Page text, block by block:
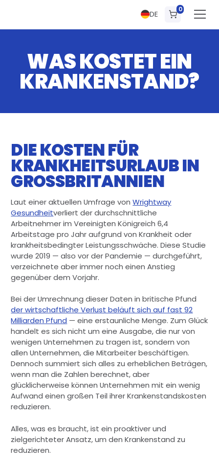
DE 0
WAS KOSTET EIN
KRANKENSTAND?
DIE KOSTEN FÜR
KRANKHEITSURLAUB IN
GROSSBRITANNIEN
Laut einer aktuellen Umfrage vonWrightway
Gesundheitverliert der durchschnittliche
Arbeitnehmer im Vereinigten Königreich 6,4
Arbeitstage pro Jahr aufgrund von Krankheit oder
krankheitsbedingter Leistungsschwäche. Diese Studie
wurde 2019 — also vor der Pandemie — durchgeführt,
verzeichnete aber immer noch einen Anstieg
gegenüber dem Vorjahr.
Bei der Umrechnung dieser Daten in britische Pfund
der wirtschaftliche Verlust beläuft sich auf fast 92
Milliarden Pfund — eine erstaunliche Menge. Zum Glück
handelt es sich nicht um eine Ausgabe, die nur von
wenigen Unternehmen zu tragen ist, sondern von
allen Unternehmen, die Mitarbeiter beschäftigen.
Dennoch summiert sich alles zu erheblichen Beträgen,
wenn man die Zahlen berechnet, aber
glücklicherweise können Unternehmen mit ein wenig
Aufwand einen großen Teil ihrer Krankenstandskosten
reduzieren.
Alles, was es braucht, ist ein proaktiver und
zielgerichteter Ansatz, um den Krankenstand zu
reduzieren.